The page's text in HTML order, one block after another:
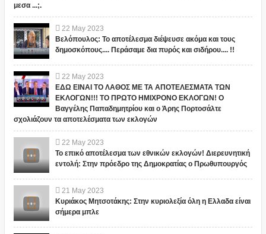
μεσα ...;.
22 May 2023
Βελόπουλος: Το αποτέλεσμα διέψευσε ακόμα και τους
δημοσκόπους.... Περάσαμε δια πυρός και σιδήρου.... !!
22 May 2023
ΕΔΩ ΕΙΝΑΙ ΤΟ ΛΑΘΟΣ ΜΕ ΤΑ ΑΠΟΤΕΛΕΣΜΑΤΑ ΤΩΝ
ΕΚΛΟΓΩΝ!!! ΤΟ ΠΡΩΤΟ ΗΜΙΧΡΟΝΟ ΕΚΛΟΓΩΝ! Ο
Βαγγέλης Παπαδημητρίου και ο Άρης Πορτοσάλτε
σχολιάζουν τα αποτελέσματα των εκλογών
22 May 2023
Το επικό αποτέλεσμα των εθνικών εκλογών! Διερευνητική
εντολή: Στην πρόεδρο της Δημοκρατίας ο Πρωθυπουργός
21 May 2023
Κυριάκος Μητσοτάκης: Στην κυριολεξία όλη η Ελλαδα είναι
σήμερα μπλε